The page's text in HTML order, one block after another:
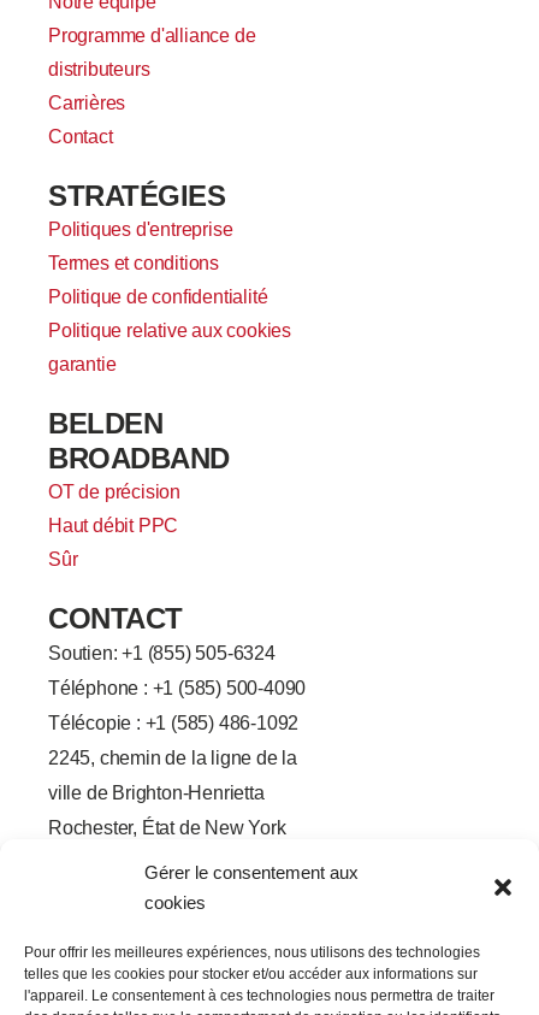
Gérer le consentement aux
cookies
Pour offrir les meilleures expériences, nous utilisons des technologies
telles que les cookies pour stocker et/ou accéder aux informations sur
l'appareil. Le consentement à ces technologies nous permettra de traiter
Programme d'alliance de
distributeurs
Carrières
Contact
STRATÉGIES
Politiques d'entreprise
Termes et conditions
Politique de confidentialité
Politique relative aux cookies
garantie
BELDEN
BROADBAND
OT de précision
Haut débit PPC
Sûr
CONTACT
Soutien: +1 (855) 505-6324
Téléphone : +1 (585) 500-4090
Télécopie : +1 (585) 486-1092
2245, chemin de la ligne de la
ville de Brighton-Henrietta
Rochester, État de New York
e
b
o
o
e
d
I
w
t
e
r
t
u
b
e